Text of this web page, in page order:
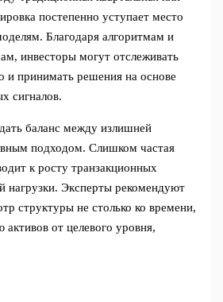
постепенно уступает место
Благодаря алгоритмам и
инвесторы могут отслеживать
и принимать решения на основе
сигналов.
баланс между излишней
подходом. Слишком частая
к росту транзакционных
нагрузки. Эксперты рекомендуют
структуры не столько ко времени,
активов от целевого уровня,